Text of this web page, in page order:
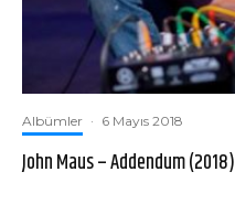
Albümler · 6 Mayıs 2018
John Maus – Addendum (2018)